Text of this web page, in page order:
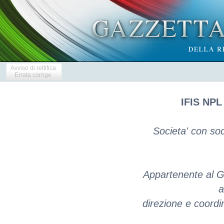
Avviso di rettifica
Errata corrige
IFIS
Societa' con
Appartenente al
direzione e